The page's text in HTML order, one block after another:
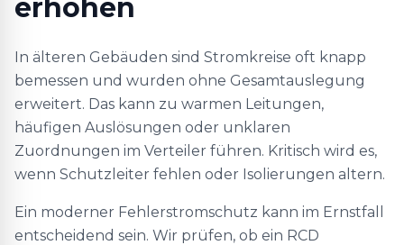
erhöhen
In älteren Gebäuden sind Stromkreise oft knapp
bemessen und wurden ohne Gesamtauslegung
erweitert. Das kann zu warmen Leitungen,
häufigen Auslösungen oder unklaren
Zuordnungen im Verteiler führen. Kritisch wird es,
wenn Schutzleiter fehlen oder Isolierungen altern.
Ein moderner Fehlerstromschutz kann im Ernstfall
entscheidend sein. Wir prüfen, ob ein RCD